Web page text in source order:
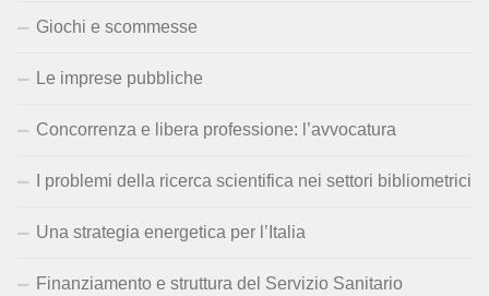
Giochi e scommesse
Le imprese pubbliche
Concorrenza e libera professione: l’avvocatura
I problemi della ricerca scientifica nei settori bibliometrici
Una strategia energetica per l’Italia
Finanziamento e struttura del Servizio Sanitario